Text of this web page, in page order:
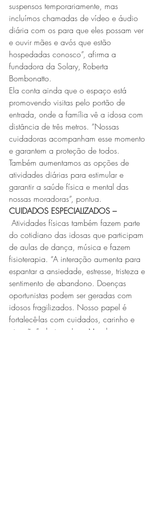
suspensos temporariamente, mas
incluímos chamadas de vídeo e áudio
diária com os para que eles possam ver
e ouvir mães e avós que estão
hospedadas conosco”, afirma a
fundadora da Solary, Roberta
Bombonatto.
Ela conta ainda que o espaço está
promovendo visitas pelo portão de
entrada, onde a família vê a idosa com
distância de três metros. “Nossas
cuidadoras acompanham esse momento
e garantem a proteção de todos.
Também aumentamos as opções de
atividades diárias para estimular e
garantir a saúde física e mental das
nossas moradoras”, pontua.
CUIDADOS ESPECIALIZADOS –
Atividades físicas também fazem parte
do cotidiano das idosas que participam
de aulas de dança, música e fazem
fisioterapia. “A interação aumenta para
espantar a ansiedade, estresse, tristeza e
sentimento de abandono. Doenças
oportunistas podem ser geradas com
idosos fragilizados. Nosso papel é
fortalecê-las com cuidados, carinho e
atenção”, destaca Jane Mendes,